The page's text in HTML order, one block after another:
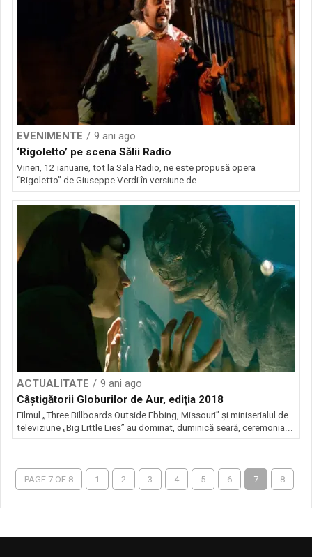
EVENIMENTE
9 ani ago
‘Rigoletto’ pe scena Sălii Radio
Vineri, 12 ianuarie, tot la Sala Radio, ne este propusă opera
“Rigoletto” de Giuseppe Verdi în versiune de...
ACTUALITATE
9 ani ago
Câştigătorii Globurilor de Aur, ediţia 2018
Filmul „Three Billboards Outside Ebbing, Missouri” şi miniserialul de
televiziune „Big Little Lies” au dominat, duminică seară, ceremonia...
PAGE 7 OF 8 1 2 3 4 5 6 7 8